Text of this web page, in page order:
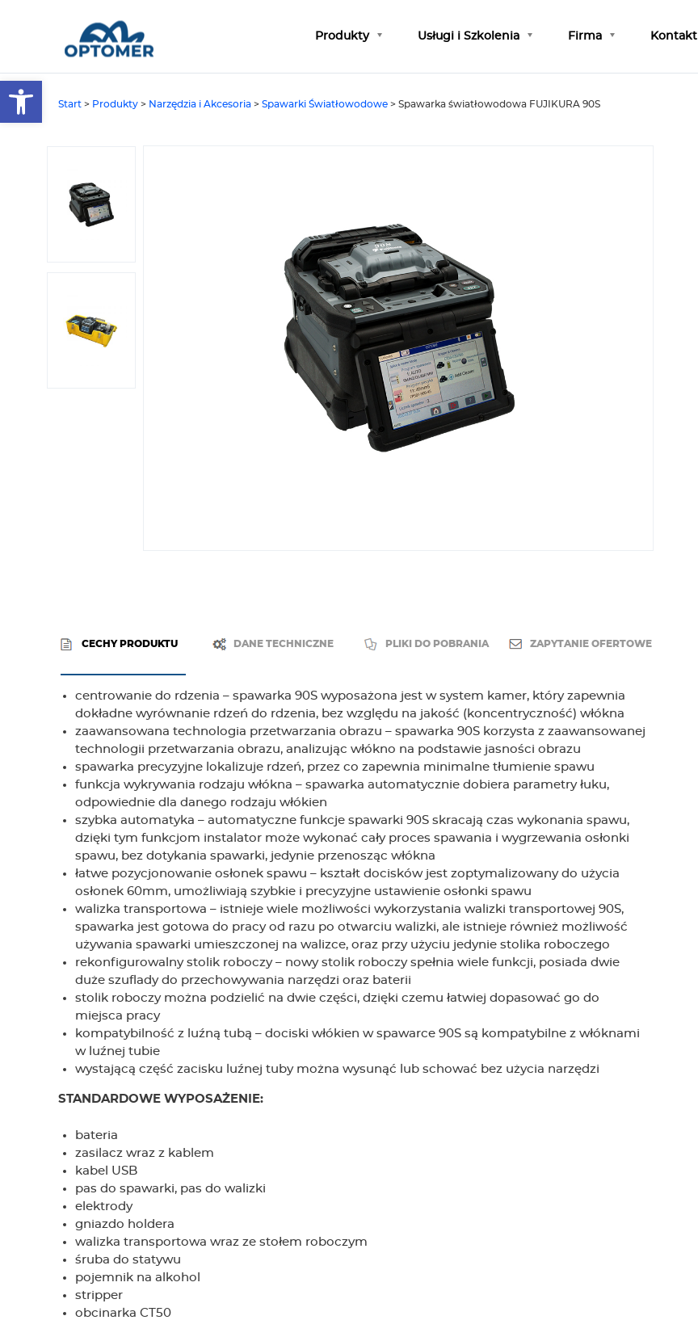
Open toolbar
Produkty Usługi i Szkolenia Firma Kontakt
Start > Produkty > Narzędzia i Akcesoria > Spawarki Światłowodowe > Spawarka światłowodowa FUJIKURA 90S
CECHY PRODUKTU DANE TECHNICZNE PLIKI DO POBRANIA ZAPYTANIE OFERTOWE
centrowanie do rdzenia – spawarka 90S wyposażona jest w system kamer, który zapewnia
dokładne wyrównanie rdzeń do rdzenia, bez względu na jakość (koncentryczność) włókna
zaawansowana technologia przetwarzania obrazu – spawarka 90S korzysta z zaawansowanej
technologii przetwarzania obrazu, analizując włókno na podstawie jasności obrazu
spawarka precyzyjne lokalizuje rdzeń, przez co zapewnia minimalne tłumienie spawu
funkcja wykrywania rodzaju włókna – spawarka automatycznie dobiera parametry łuku,
odpowiednie dla danego rodzaju włókien
szybka automatyka – automatyczne funkcje spawarki 90S skracają czas wykonania spawu,
dzięki tym funkcjom instalator może wykonać cały proces spawania i wygrzewania osłonki
spawu, bez dotykania spawarki, jedynie przenosząc włókna
łatwe pozycjonowanie osłonek spawu – kształt docisków jest zoptymalizowany do użycia
osłonek 60mm, umożliwiają szybkie i precyzyjne ustawienie osłonki spawu
walizka transportowa – istnieje wiele możliwości wykorzystania walizki transportowej 90S,
spawarka jest gotowa do pracy od razu po otwarciu walizki, ale istnieje również możliwość
używania spawarki umieszczonej na walizce, oraz przy użyciu jedynie stolika roboczego
rekonfigurowalny stolik roboczy – nowy stolik roboczy spełnia wiele funkcji, posiada dwie
duże szuflady do przechowywania narzędzi oraz baterii
stolik roboczy można podzielić na dwie części, dzięki czemu łatwiej dopasować go do
miejsca pracy
kompatybilność z luźną tubą – dociski włókien w spawarce 90S są kompatybilne z włóknami
w luźnej tubie
wystającą część zacisku luźnej tuby można wysunąć lub schować bez użycia narzędzi
STANDARDOWE WYPOSAŻENIE:
bateria
zasilacz wraz z kablem
kabel USB
pas do spawarki, pas do walizki
elektrody
gniazdo holdera
walizka transportowa wraz ze stołem roboczym
śruba do statywu
pojemnik na alkohol
stripper
obcinarka CT50